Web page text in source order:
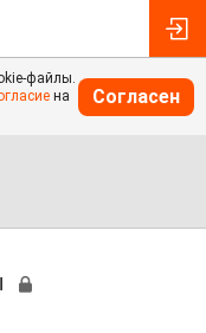
файлы.
на
Согласен